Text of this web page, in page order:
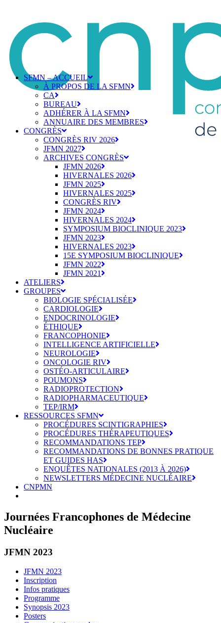
SFMN – ACCUEIL
À PROPOS DE LA SFMN
CA
BUREAU
ADHÉRER À LA SFMN
ANNUAIRE DES MEMBRES
CONGRÈS
CONGRÈS RIV 2026
JFMN 2027
ARCHIVES CONGRÈS
JFMN 2026
HIVERNALES 2026
JFMN 2025
HIVERNALES 2025
CONGRÈS RIV
JFMN 2024
HIVERNALES 2024
SYMPOSIUM BIOCLINIQUE 2023
JFMN 2023
HIVERNALES 2023
15E SYMPOSIUM BIOCLINIQUE
JFMN 2022
JFMN 2021
ATELIERS
GROUPES
BIOLOGIE SPÉCIALISÉE
CARDIOLOGIE
ENDOCRINOLOGIE
ÉTHIQUE
FRANCOPHONIE
INTELLIGENCE ARTIFICIELLE
NEUROLOGIE
ONCOLOGIE RIV
OSTÉO-ARTICULAIRE
POUMONS
RADIOPROTECTION
RADIOPHARMACEUTIQUE
TEP/IRM
RESSOURCES SFMN
PROCÉDURES SCINTIGRAPHIES
PROCÉDURES THÉRAPEUTIQUES
RECOMMANDATIONS TEP
RECOMMANDATIONS DE BONNES PRATIQUE
ET GUIDES HAS
ENQUÊTES NATIONALES (2013 À 2026)
NEWSLETTERS MÉDECINE NUCLÉAIRE
CNPMN
Journées Francophones de Médecine
Nucléaire
JFMN 2023
JFMN 2023
Inscription
Infos pratiques
Programme
Synopsis 2023
Posters